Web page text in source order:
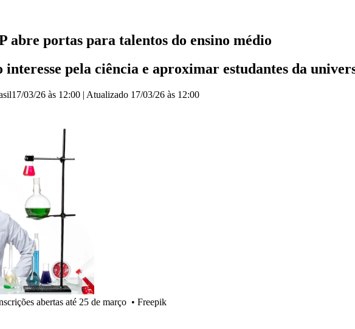
abre portas para talentos do ensino médio
pela ciência e aproximar estudantes da
17/03/26 às 12:00 | Atualizado 17/03/26 às 12:00
abertas até 25 de março • Freepik